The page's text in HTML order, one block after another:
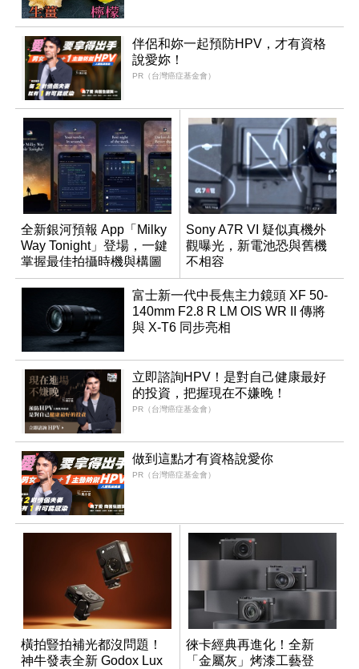
伴侶和妳一起預防HPV，才有資格
說愛妳！
PR（台灣癌症基金會）
全新銀河預報 App「Milky
Way Tonight」登場，一鍵
掌握最佳拍攝時機與構圖
Sony A7R VI 疑似真機外
觀曝光，新電池恐與舊機
不相容
富士新一代中長焦主力鏡頭 XF 50-
140mm F2.8 R LM OIS WR II 傳將
與 X-T6 同步亮相
立即諮詢HPV！是對自己健康最好
的投資，把握現在不嫌晚！
PR（台灣癌症基金會）
做到這點才有資格說愛你
PR（台灣癌症基金會）
橫拍豎拍補光都沒問題！
神牛發表全新 Godox Lux
徠卡經典再進化！全新
「金屬灰」烤漆工藝登